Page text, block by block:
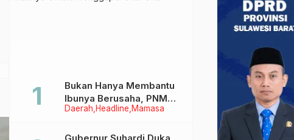
Daerah Headline Mamasa
Bukan Hanya Membantu
Ibunya Berusaha, PNM
Juga Menjaga Mimpi
Menggapai Cita-Cita